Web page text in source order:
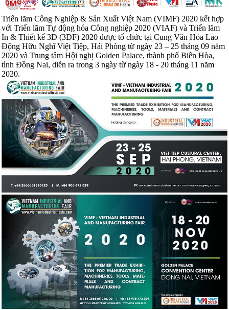
Triển lãm Công Nghiệp & Sản Xuất Việt Nam (VIMF) 2020 kết hợp
với Triển lãm Tự động hóa Công nghiệp 2020 (VIAF) và Triển lãm
In & Thiết kế 3D (3DF) 2020 được tổ chức tại Cung Văn Hóa Lao
Động Hữu Nghĩ Việt Tiệp, Hải Phòng từ ngày 23 – 25 tháng 09 năm
2020 và Trung tâm Hội nghị Golden Palace, thành phố Biên Hòa,
tỉnh Đồng Nai, diễn ra trong 3 ngày từ ngày 18 - 20 tháng 11 năm
2020.